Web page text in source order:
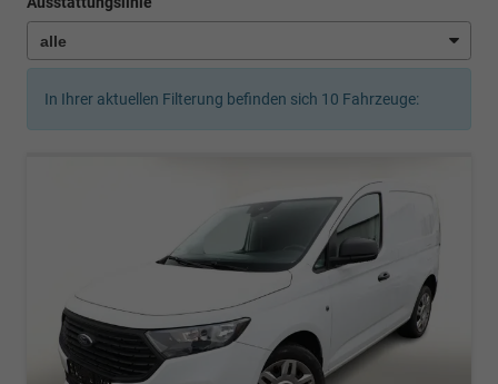
In Ihrer aktuellen Filterung befinden sich 10 Fahrzeuge: